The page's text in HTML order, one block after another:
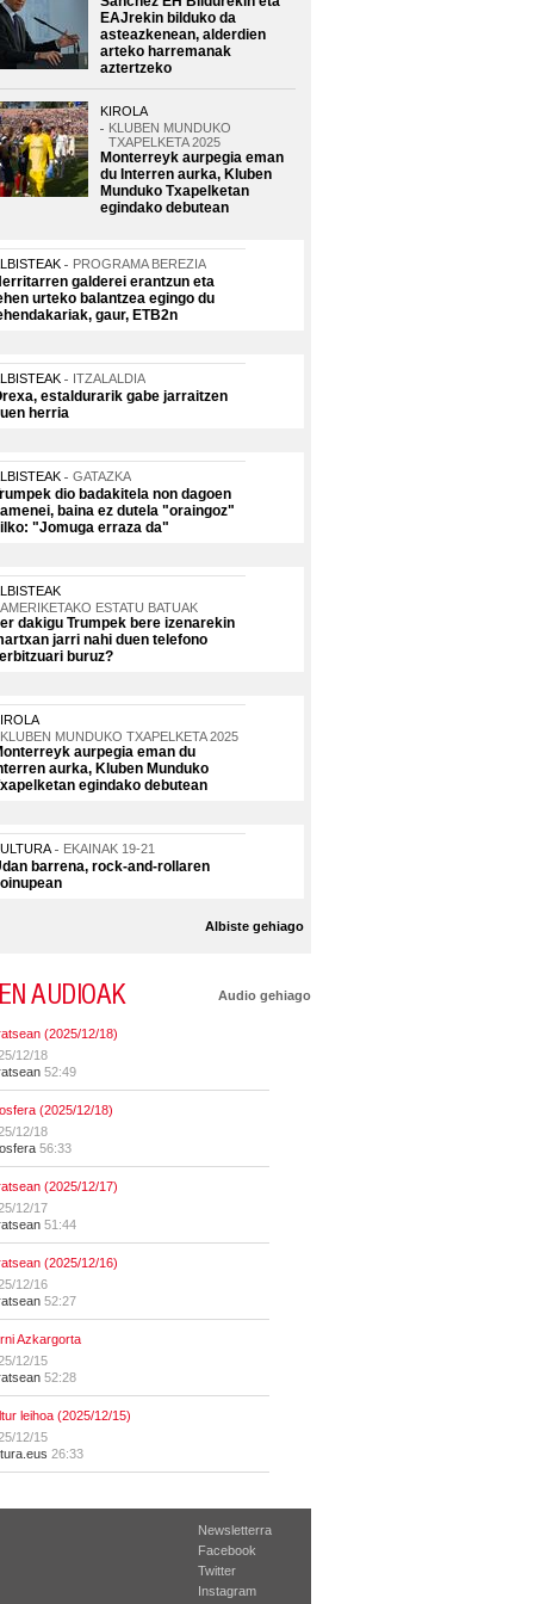
EAJrekin bilduko da
asteazkenean, alderdien
arteko harremanak
aztertzeko
KIROLA
KLUBEN MUNDUKO
TXAPELKETA 2025
Monterreyk aurpegia eman
du Interren aurka, Kluben
Munduko Txapelketan
egindako debutean
PROGRAMA BEREZIA
galderei erantzun eta
urteko balantzea egingo du
gaur, ETB2n
ITZALALDIA
estaldurarik gabe jarraitzen
herria
GATAZKA
dio badakitela non dagoen
baina ez dutela "oraingoz"
"Jomuga erraza da"
AMERIKETAKO ESTATU BATUAK
dakigu Trumpek bere izenarekin
jarri nahi duen telefono
buruz?
KLUBEN MUNDUKO TXAPELKETA 2025
aurpegia eman du
aurka, Kluben Munduko
egindako debutean
EKAINAK 19-21
barrena, rock-and-rollaren
Albiste gehiago
AUDIOAK Audio gehiago
(2025/12/18)
12/18
52:49
(2025/12/18)
12/18
56:33
(2025/12/17)
12/17
51:44
(2025/12/16)
12/16
52:27
Azkargorta
12/15
52:28
leihoa (2025/12/15)
12/15
26:33
Newsletterra
Facebook
Twitter
Instagram